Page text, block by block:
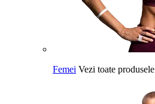
Femei Vezi toate produsele